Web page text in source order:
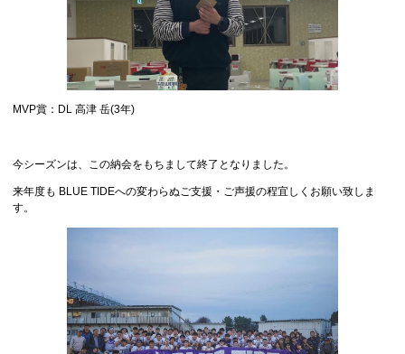
MVP賞：DL 高津 岳(3年)
今シーズンは、この納会をもちまして終了となりました。
来年度も BLUE TIDEへの変わらぬご支援・ご声援の程宜しくお願い致しま
す。